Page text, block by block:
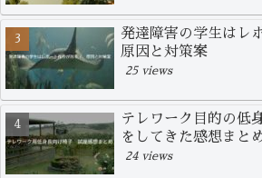
発達障害の学生はレ
原因と対策案
25 views
テレワーク目的の低
をしてきた感想まと
24 views